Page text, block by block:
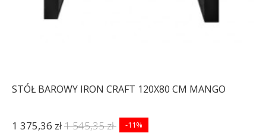
STÓŁ BAROWY IRON CRAFT 120X80 CM MANGO
1 375,36 zł1 545,35 zł -11%